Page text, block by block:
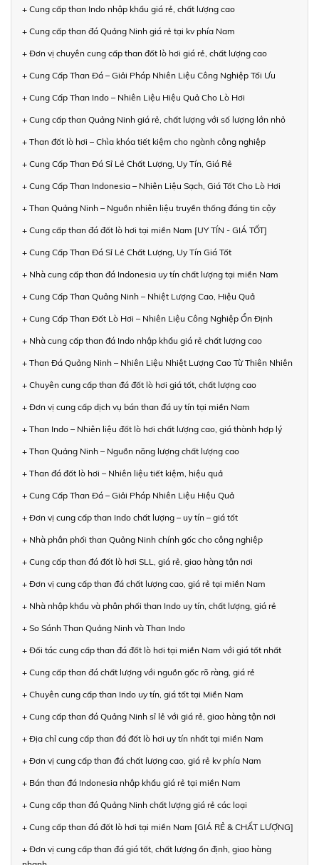
+ Cung cấp than Indo nhập khẩu giá rẻ, chất lượng cao
+ Cung cấp than đá Quảng Ninh giá rẻ tại kv phía Nam
+ Đơn vị chuyên cung cấp than đốt lò hơi giá rẻ, chất lượng cao
+ Cung Cấp Than Đá – Giải Pháp Nhiên Liệu Công Nghiệp Tối Ưu
+ Cung Cấp Than Indo – Nhiên Liệu Hiệu Quả Cho Lò Hơi
+ Cung cấp than Quảng Ninh giá rẻ, chất lượng với số lượng lớn nhỏ
+ Than đốt lò hơi – Chìa khóa tiết kiệm cho ngành công nghiệp
+ Cung Cấp Than Đá Sỉ Lẻ Chất Lượng, Uy Tín, Giá Rẻ
+ Cung Cấp Than Indonesia – Nhiên Liệu Sạch, Giá Tốt Cho Lò Hơi
+ Than Quảng Ninh – Nguồn nhiên liệu truyền thống đáng tin cậy
+ Cung cấp than đá đốt lò hơi tại miền Nam [UY TÍN - GIÁ TỐT]
+ Cung Cấp Than Đá Sỉ Lẻ Chất Lượng, Uy Tín Giá Tốt
+ Nhà cung cấp than đá Indonesia uy tín chất lượng tại miền Nam
+ Cung Cấp Than Quảng Ninh – Nhiệt Lượng Cao, Hiệu Quả
+ Cung Cấp Than Đốt Lò Hơi – Nhiên Liệu Công Nghiệp Ổn Định
+ Nhà cung cấp than đá Indo nhập khẩu giá rẻ chất lượng cao
+ Than Đá Quảng Ninh – Nhiên Liệu Nhiệt Lượng Cao Từ Thiên Nhiên
+ Chuyên cung cấp than đá đốt lò hơi giá tốt, chất lượng cao
+ Đơn vị cung cấp dịch vụ bán than đá uy tín tại miền Nam
+ Than Indo – Nhiên liệu đốt lò hơi chất lượng cao, giá thành hợp lý
+ Than Quảng Ninh – Nguồn năng lượng chất lượng cao
+ Than đá đốt lò hơi – Nhiên liệu tiết kiệm, hiệu quả
+ Cung Cấp Than Đá – Giải Pháp Nhiên Liệu Hiệu Quả
+ Đơn vị cung cấp than Indo chất lượng – uy tín – giá tốt
+ Nhà phân phối than Quảng Ninh chính gốc cho công nghiệp
+ Cung cấp than đá đốt lò hơi SLL, giá rẻ, giao hàng tận nơi
+ Đơn vị cung cấp than đá chất lượng cao, giá rẻ tại miền Nam
+ Nhà nhập khẩu và phân phối than Indo uy tín, chất lượng, giá rẻ
+ So Sánh Than Quảng Ninh và Than Indo
+ Đối tác cung cấp than đá đốt lò hơi tại miền Nam với giá tốt nhất
+ Cung cấp than đá chất lượng với nguồn gốc rõ ràng, giá rẻ
+ Chuyên cung cấp than Indo uy tín, giá tốt tại Miền Nam
+ Cung cấp than đá Quảng Ninh sỉ lẻ với giá rẻ, giao hàng tận nơi
+ Địa chỉ cung cấp than đá đốt lò hơi uy tín nhất tại miền Nam
+ Đơn vị cung cấp than đá chất lượng cao, giá rẻ kv phía Nam
+ Bán than đá Indonesia nhập khẩu giá rẻ tại miền Nam
+ Cung cấp than đá Quảng Ninh chất lượng giá rẻ các loại
+ Cung cấp than đá đốt lò hơi tại miền Nam [GIÁ RẺ & CHẤT LƯỢNG]
+ Đơn vị cung cấp than đá giá tốt, chất lượng ổn định, giao hàng